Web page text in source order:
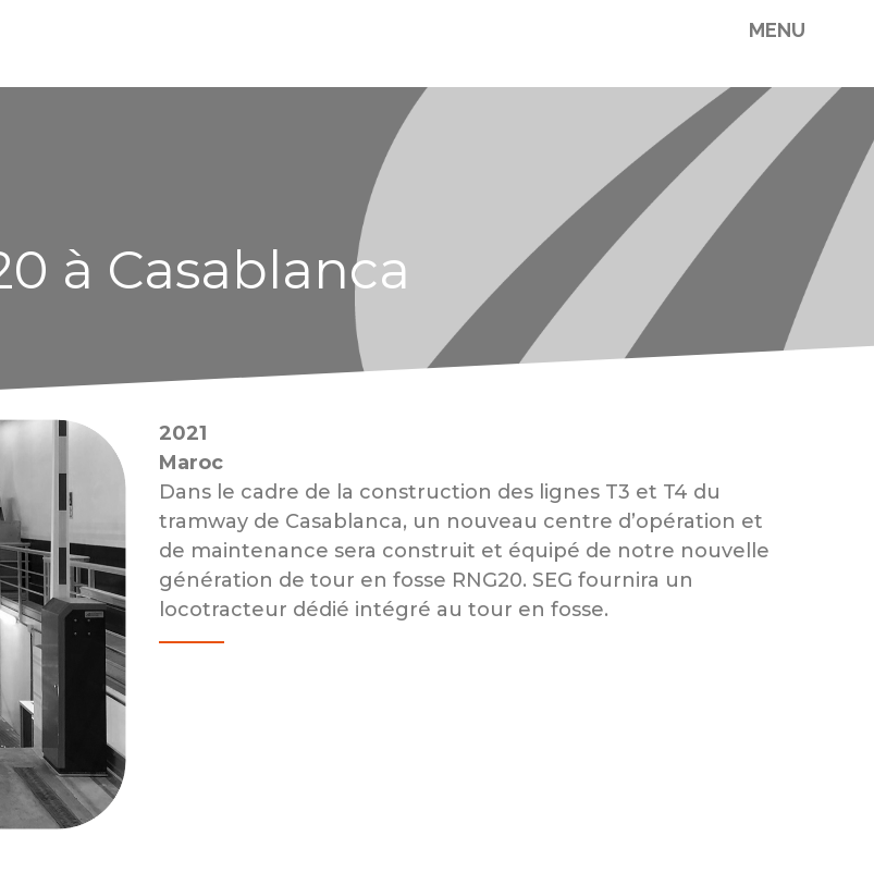
MENU
à Casablanca
2021
Maroc
Dans le cadre de la construction des lignes T3 et T4 du
tramway de Casablanca, un nouveau centre d’opération et
de maintenance sera construit et équipé de notre nouvelle
génération de tour en fosse RNG20. SEG fournira un
locotracteur dédié intégré au tour en fosse.